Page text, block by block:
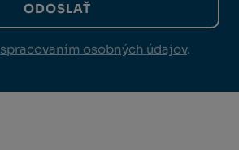
ODOSLAŤ
spracovaním osobných údajov.